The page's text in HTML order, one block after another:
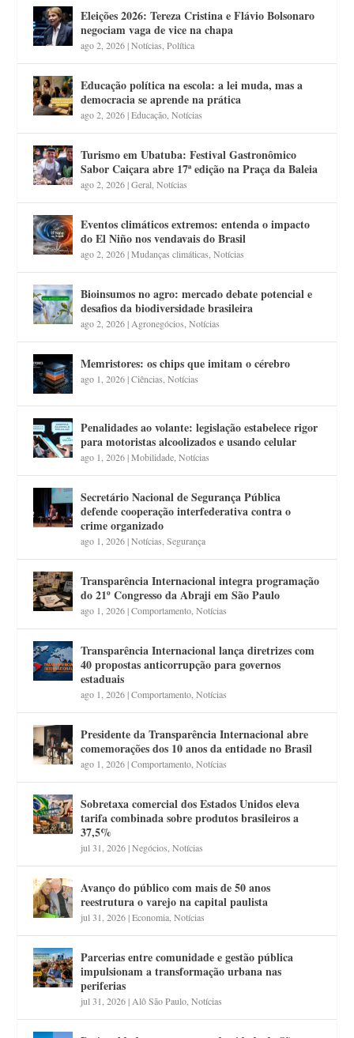
Eleições 2026: Tereza Cristina e Flávio Bolsonaro
negociam vaga de vice na chapa
ago 2, 2026|Notícias ,Política
Educação política na escola: a lei muda, mas a
democracia se aprende na prática
ago 2, 2026|Educação ,Notícias
Turismo em Ubatuba: Festival Gastronômico
Sabor Caiçara abre 17ª edição na Praça da Baleia
ago 2, 2026|Geral ,Notícias
Eventos climáticos extremos: entenda o impacto
do El Niño nos vendavais do Brasil
ago 2, 2026|Mudanças climáticas ,Notícias
Bioinsumos no agro: mercado debate potencial e
desafios da biodiversidade brasileira
ago 2, 2026| Agronegócios ,Notícias
Memristores: os chips que imitam o cérebro
ago 1, 2026|Ciências ,Notícias
Penalidades ao volante: legislação estabelece rigor
para motoristas alcoolizados e usando celular
ago 1, 2026|Mobilidade ,Notícias
Secretário Nacional de Segurança Pública
defende cooperação interfederativa contra o
crime organizado
ago 1, 2026|Notícias ,Segurança
Transparência Internacional integra programação
do 21º Congresso da Abraji em São Paulo
ago 1, 2026|Comportamento ,Notícias
Transparência Internacional lança diretrizes com
40 propostas anticorrupção para governos
estaduais
ago 1, 2026|Comportamento ,Notícias
Presidente da Transparência Internacional abre
comemorações dos 10 anos da entidade no Brasil
ago 1, 2026|Comportamento ,Notícias
Sobretaxa comercial dos Estados Unidos eleva
tarifa combinada sobre produtos brasileiros a
37,5%
jul 31, 2026|Negócios ,Notícias
Avanço do público com mais de 50 anos
reestrutura o varejo na capital paulista
jul 31, 2026|Economia ,Notícias
Parcerias entre comunidade e gestão pública
impulsionam a transformação urbana nas
periferias
jul 31, 2026| Alô São Paulo ,Notícias